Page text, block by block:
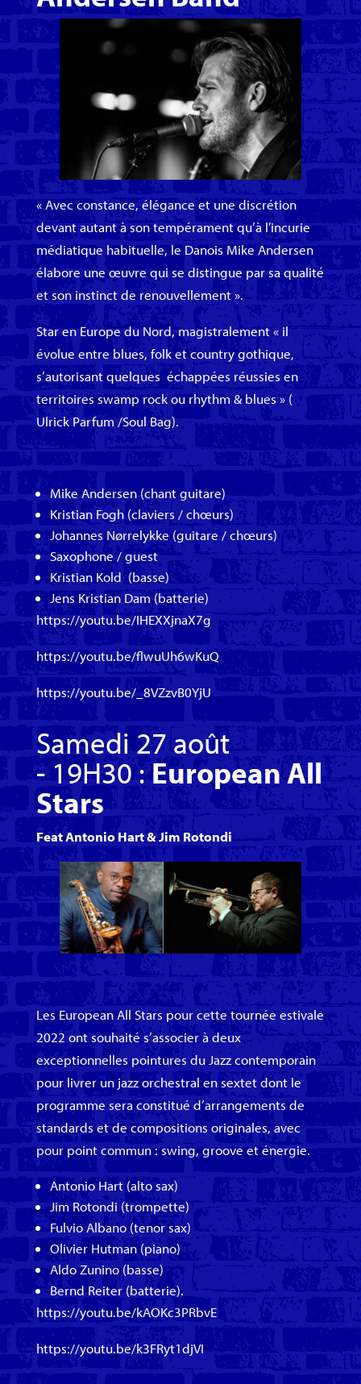
« Avec constance, élégance et une discrétion
devant autant à son tempérament qu’à l’incurie
médiatique habituelle, le Danois Mike Andersen
élabore une œuvre qui se distingue par sa qualité
et son instinct de renouvellement ».
Star en Europe du Nord, magistralement « il
évolue entre blues, folk et country gothique,
s’autorisant quelques échappées réussies en
territoires swamp rock ou rhythm & blues » (
Ulrick Parfum /Soul Bag).
Mike Andersen (chant guitare)
Kristian Fogh (claviers / chœurs)
Johannes Nørrelykke (guitare / chœurs)
Saxophone / guest
Kristian Kold (basse)
Jens Kristian Dam (batterie)
https://youtu.be/IHEXXjnaX7g
https://youtu.be/flwuUh6wKuQ
https://youtu.be/_8VZzvB0YjU
Samedi 27 août
- 19H30 : European All
Stars
Feat Antonio Hart & Jim Rotondi
Les European All Stars pour cette tournée estivale
2022 ont souhaité s’associer à deux
exceptionnelles pointures du Jazz contemporain
pour livrer un jazz orchestral en sextet dont le
programme sera constitué d’arrangements de
standards et de compositions originales, avec
pour point commun : swing, groove et énergie.
Antonio Hart (alto sax)
Jim Rotondi (trompette)
Fulvio Albano (tenor sax)
Olivier Hutman (piano)
Aldo Zunino (basse)
Bernd Reiter (batterie).
https://youtu.be/kAOKc3PRbvE
https://youtu.be/k3FRyt1djVI